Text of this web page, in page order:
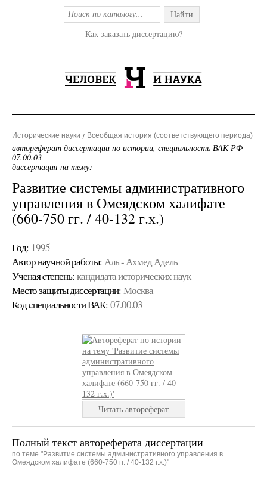
Найти
Как заказать диссертацию?
Исторические науки Всеобщая история (соответствующего периода)
автореферат диссертации по истории, специальность ВАК РФ
07.00.03
диссертация на тему:
Развитие системы административного
управления в Омеядском халифате
(660-750 гг. / 40-132 г.х.)
Год: 1995
Автор научной работы: Аль - Ахмед Адель
Ученая cтепень: кандидата исторических наук
Место защиты диссертации: Москва
Код cпециальности ВАК: 07.00.03
Читать автореферат
Полный текст автореферата диссертации
по теме "Развитие системы административного управления в
Омеядском халифате (660-750 гг. / 40-132 г.х.)"